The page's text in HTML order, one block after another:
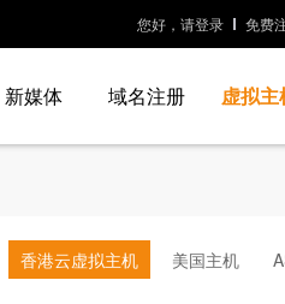
您好，请登录 免费
新媒体 域名注册 虚拟主
香港云虚拟主机 美国主机